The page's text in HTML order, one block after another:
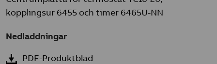
kopplingsur 6455 och timer 6465U-NN
Nedladdningar
PDF-Produktblad